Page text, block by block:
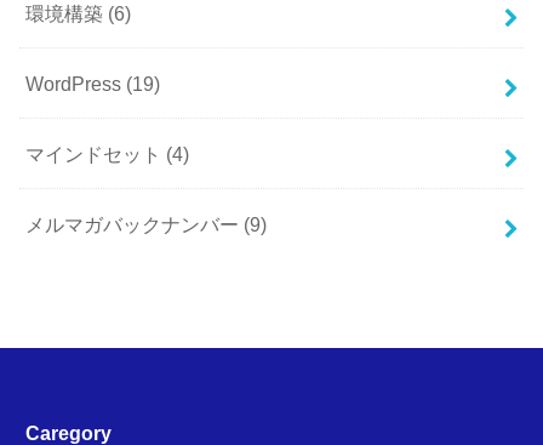
環境構築 (6)
WordPress (19)
マインドセット (4)
メルマガバックナンバー (9)
Caregory